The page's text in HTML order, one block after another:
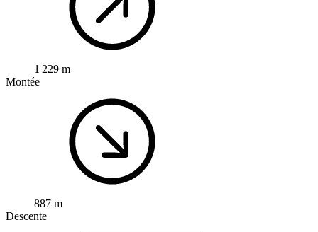
1 229 m
Montée
887 m
Descente